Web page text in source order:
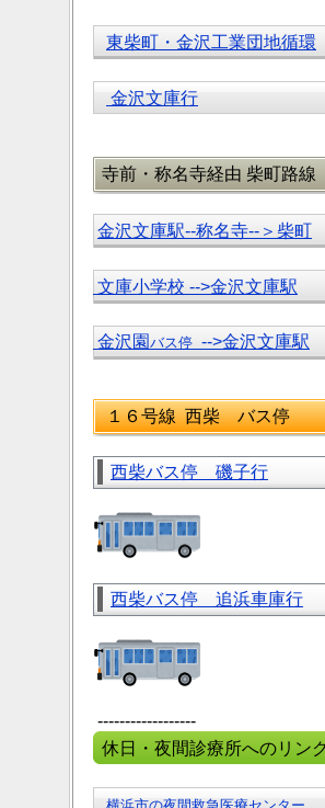
東柴町・金沢工業団地循環
金沢文庫行
寺前・称名寺経由 柴町路線
金沢文庫駅--称名寺--＞柴町
文庫小学校 -->金沢文庫駅
金沢園 バス停 -->金沢文庫駅
１６号線 西柴 バス停
西柴バス停 磯子行
西柴バス停 追浜車庫行
------------------
休日・夜間診療所へのリンク